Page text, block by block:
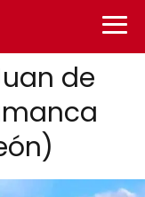
de